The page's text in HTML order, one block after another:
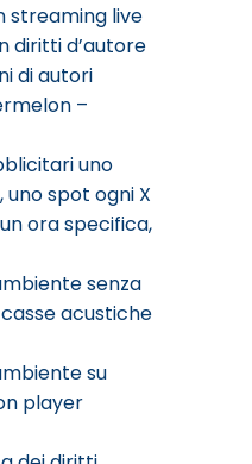
streaming live
diritti d’autore
di autori
–
uno
uno spot ogni X
ora specifica,
senza
acustiche
su
player